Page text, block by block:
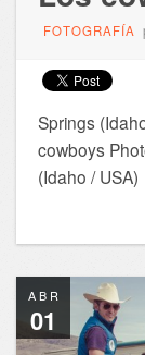
FOTOGRAFÍA
Springs
cowboys
(Idaho /
ABR
01